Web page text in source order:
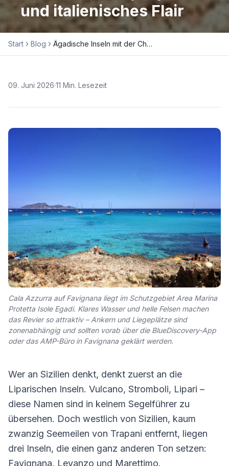
und italienisches Flair
Start Blog Ägadische Inseln mit der Charteryacht: Traumbuchten, Bojen und italienisches Flair
09. Juni 2026·11 Min. Lesezeit
Cala Azzurra auf Favignana liegt im Schutzgebiet Area Marina
Protetta Isole Egadi. Klares Wasser und helle Felsen machen
das Revier so attraktiv – Ankern und Liegeplätze sind
zonenabhängig und sollten vorab über die BlueDiscovery-App
oder das AMP-Büro in Favignana geklärt werden.
Wer an Sizilien denkt, denkt zuerst an die
Liparischen Inseln. Vulcano, Stromboli, Lipari –
diese Namen sind in keinem Segelführer zu
übersehen. Doch westlich von Sizilien, kaum
zwanzig Seemeilen von Trapani entfernt, liegen
drei Inseln, die einen ganz anderen Ton setzen:
Favignana, Levanzo und Marettimo.